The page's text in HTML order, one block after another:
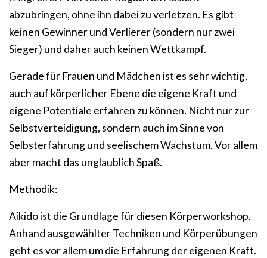
abzubringen, ohne ihn dabei zu verletzen. Es gibt
keinen Gewinner und Verlierer (sondern nur zwei
Sieger) und daher auch keinen Wettkampf.
Gerade für Frauen und Mädchen ist es sehr wichtig,
auch auf körperlicher Ebene die eigene Kraft und
eigene Potentiale erfahren zu können. Nicht nur zur
Selbstverteidigung, sondern auch im Sinne von
Selbsterfahrung und seelischem Wachstum. Vor allem
aber macht das unglaublich Spaß.
Methodik:
Aikido ist die Grundlage für diesen Körperworkshop.
Anhand ausgewählter Techniken und Körperübungen
geht es vor allem um die Erfahrung der eigenen Kraft.